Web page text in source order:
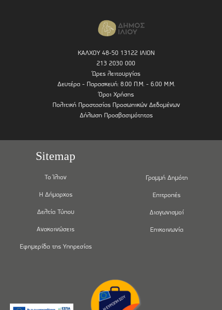
ΚΑΛΧΟΥ 48-50 13122 ΙΛΙΟΝ
213 2030 000
Ώρες λειτουργίας
Δευτέρα - Παρασκευή: 8.00 Π.Μ. - 6.00 Μ.Μ.
Όροι Χρήσης
Πολιτική Προστασίας Προσωπικών Δεδομένων
Δήλωση Προσβασιμότητας
Sitemap
Το Ίλιον
Η Δήμαρχος
Δελτία Τύπου
Ανακοινώσεις
Εφημερίδα της Υπηρεσίας
Γραμμή Δημότη
Επιτροπές
Διαγωνισμοί
Επικοινωνία